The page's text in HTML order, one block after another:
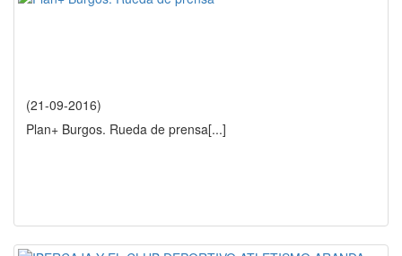
(21-09-2016)
Plan+ Burgos. Rueda de prensa[...]